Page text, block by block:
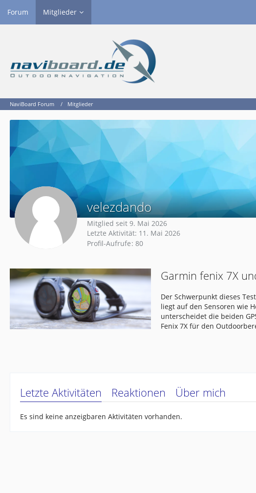
Forum Mitglieder
NaviBoard Forum Mitglieder
velezdando
Mitglied seit 9. Mai 2026
Letzte Aktivität: 11. Mai 2026
Profil-Aufrufe 80
Garmin fenix 7X
Der Schwerpunkt dieses
liegt auf den Sensoren wie
unterscheidet die beiden
Fenix 7X für den
Letzte Aktivitäten Reaktionen Über mich
Es sind keine anzeigbaren Aktivitäten vorhanden.